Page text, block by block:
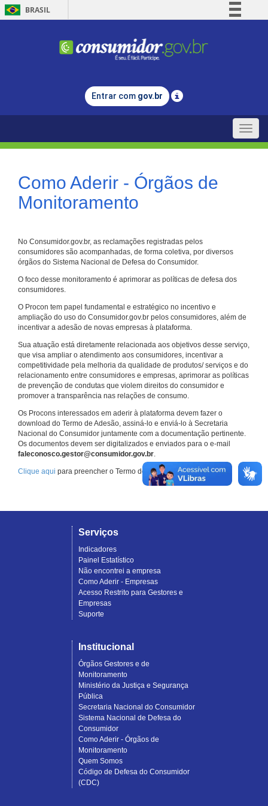
BRASIL
Comunica BR
Legislação
Entrar com gov.br
Toggle
Como Aderir - Órgãos de
Monitoramento
No Consumidor.gov.br, as reclamações registradas pelos
consumidores são acompanhadas, de forma coletiva, por diversos
órgãos do Sistema Nacional de Defesa do Consumidor.
O foco desse monitoramento é aprimorar as políticas de defesa dos
consumidores.
O Procon tem papel fundamental e estratégico no incentivo e
ampliação do uso do Consumidor.gov.br pelos consumidores, além de
incentivar a adesão de novas empresas à plataforma.
Sua atuação está diretamente relacionada aos objetivos desse serviço,
que visa ampliar o atendimento aos consumidores, incentivar a
competitividade pela melhoria da qualidade de produtos/ serviços e do
relacionamento entre consumidores e empresas, aprimorar as políticas
de prevenção de condutas que violem direitos do consumidor e
promover a transparência nas relações de consumo.
Os Procons interessados em aderir à plataforma devem fazer o
download do Termo de Adesão, assiná-lo e enviá-lo à Secretaria
Nacional do Consumidor juntamente com a documentação pertinente.
Os documentos devem ser digitalizados e enviados para o e-mail
faleconosco.gestor@consumidor.gov.br.
Clique aqui para preencher o Termo de Adesão.
Serviços
Indicadores
Painel Estatístico
Não encontrei a empresa
Como Aderir - Empresas
Acesso Restrito para Gestores e
Empresas
Suporte
Institucional
Órgãos Gestores e de
Monitoramento
Ministério da Justiça e Segurança
Pública
Secretaria Nacional do Consumidor
Sistema Nacional de Defesa do
Consumidor
Como Aderir - Órgãos de
Monitoramento
Quem Somos
Código de Defesa do Consumidor
(CDC)